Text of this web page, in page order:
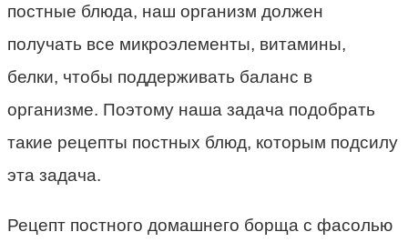
постные блюда, наш организм должен
получать все микроэлементы, витамины,
белки, чтобы поддерживать баланс в
организме. Поэтому наша задача подобрать
такие рецепты постных блюд, которым подсилу
эта задача.
Рецепт постного домашнего борща с фасолью